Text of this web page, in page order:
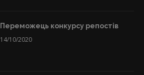
Переможець конкурсу репостів
14/10/2020